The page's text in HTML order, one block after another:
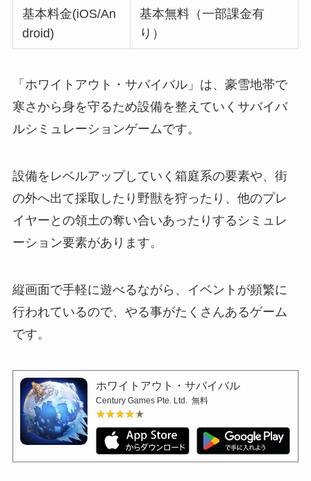
基本料金(iOS/An
droid)
基本無料（一部課金有
り）
「ホワイトアウト・サバイバル」は、豪雪地帯で
寒さから身を守るため設備を整えていくサバイバ
ルシミュレーションゲームです。
設備をレベルアップしていく箱庭系の要素や、街
の外へ出て採取したり野獣を狩ったり、他のプレ
イヤーとの領土の奪い合いあったりするシミュレ
ーション要素があります。
縦画面で手軽に遊べるながら、イベントが頻繁に
行われているので、やる事がたくさんあるゲーム
です。
ホワイトアウト・サバイバル
Century Games Pte. Ltd. 無料
★★★★★
★★★★★